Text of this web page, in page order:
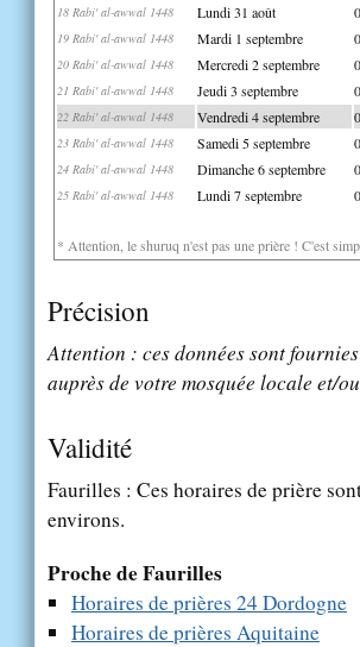
18 Rabi' al-awwal 1448 Lundi 31 août
19 Rabi' al-awwal 1448 Mardi 1 septembre
20 Rabi' al-awwal 1448 Mercredi 2 septembre
21 Rabi' al-awwal 1448 Jeudi 3 septembre
22 Rabi' al-awwal 1448 Vendredi 4 septembre
23 Rabi' al-awwal 1448 Samedi 5 septembre
24 Rabi' al-awwal 1448 Dimanche 6 septembre
25 Rabi' al-awwal 1448 Lundi 7 septembre
* Attention, le shuruq n'est pas une prière ! C'est
Précision
Attention : ces données sont
auprès de votre mosquée locale et/
Validité
Faurilles : Ces horaires de prière
environs.
Proche de Faurilles
Horaires de prières 24 Dordogne
Horaires de prières Aquitaine